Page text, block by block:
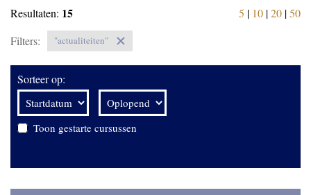
Resultaten: 15 5 | 10 |20 |50
Filters:
"actualiteiten"
Sorteer op:
Toon gestarte cursussen